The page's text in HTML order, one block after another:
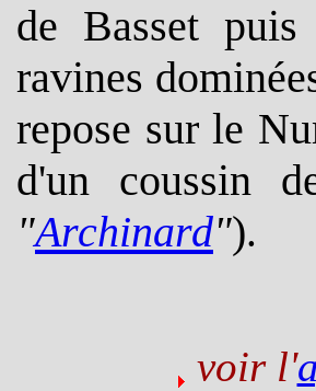
de Basset
ravines
repose sur le
d'un coussin
"Archinard").
voir l'